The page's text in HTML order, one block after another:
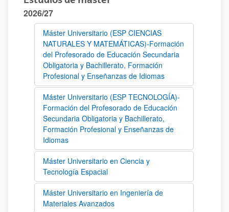
2026/27
Máster Universitario (ESP CIENCIAS
NATURALES Y MATEMÁTICAS)-Formación
del Profesorado de Educación Secundaria
Obligatoria y Bachillerato, Formación
Profesional y Enseñanzas de Idiomas
Máster Universitario (ESP TECNOLOGÍA)-
Formación del Profesorado de Educación
Secundaria Obligatoria y Bachillerato,
Formación Profesional y Enseñanzas de
Idiomas
Máster Universitario en Ciencia y
Tecnología Espacial
Máster Universitario en Ingeniería de
Materiales Avanzados